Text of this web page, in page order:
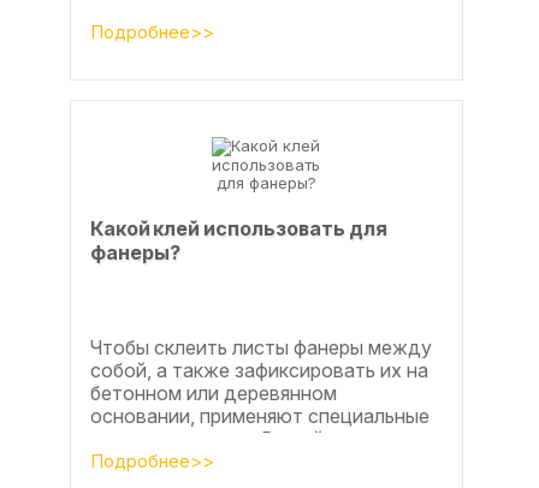
Подробнее>>
Какой клей использовать для
фанеры?
Чтобы склеить листы фанеры между
собой, а также зафиксировать их на
бетонном или деревянном
основании, применяют специальные
клеевые составы. В этой статье
расскажем, какой клей...
Подробнее>>